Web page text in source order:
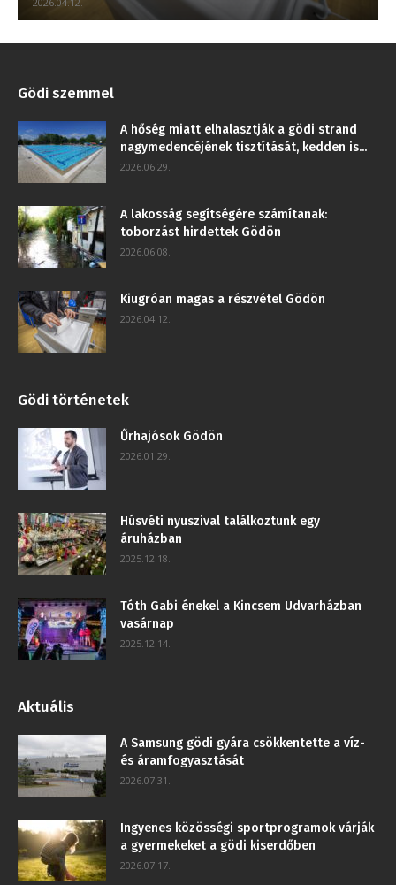
Gödi szemmel
A hőség miatt elhalasztják a gödi strand
nagymedencéjének tisztítását, kedden is...
2026.06.29.
A lakosság segítségére számítanak:
toborzást hirdettek Gödön
2026.06.08.
Kiugróan magas a részvétel Gödön
2026.04.12.
Gödi történetek
Űrhajósok Gödön
2026.01.29.
Húsvéti nyuszival találkoztunk egy
áruházban
2025.12.18.
Tóth Gabi énekel a Kincsem Udvarházban
vasárnap
2025.12.14.
Aktuális
A Samsung gödi gyára csökkentette a víz-
és áramfogyasztását
2026.07.31.
Ingyenes közösségi sportprogramok várják
a gyermekeket a gödi kiserdőben
2026.07.17.